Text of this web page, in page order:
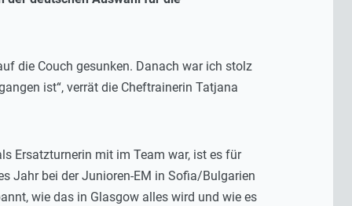
die Couch gesunken. Danach war ich stolz
ist“, verrät die Cheftrainerin Tatjana
Ersatzturnerin mit im Team war, ist es für
Jahr bei der Junioren-EM in Sofia/Bulgarien
wie das in Glasgow alles wird und wie es